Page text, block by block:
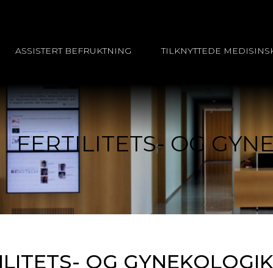
ASSISTERT BEFRUKTNING TILKNYTTEDE
FERTILITETS- OG
OG